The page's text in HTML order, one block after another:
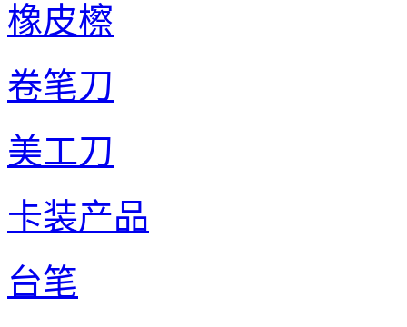
橡皮檫
卷笔刀
美工刀
卡装产品
台笔